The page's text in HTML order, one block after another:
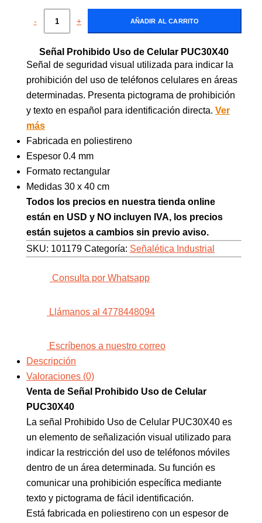
- + AÑADIR AL CARRITO
Señal Prohibido Uso de Celular PUC30X40
Señal de seguridad visual utilizada para indicar la
prohibición del uso de teléfonos celulares en áreas
determinadas. Presenta pictograma de prohibición
y texto en español para identificación directa. Ver
más
Fabricada en poliestireno
Espesor 0.4 mm
Formato rectangular
Medidas 30 x 40 cm
Todos los precios en nuestra tienda online
están en USD y NO incluyen IVA, los precios
están sujetos a cambios sin previo aviso.
SKU: 101179 Categoría: Señalética Industrial
Consulta por Whatsapp
Llámanos al 4778448094
Escríbenos a nuestro correo
Descripción
Valoraciones (0)
Venta de Señal Prohibido Uso de Celular
PUC30X40
La señal Prohibido Uso de Celular PUC30X40 es
un elemento de señalización visual utilizado para
indicar la restricción del uso de teléfonos móviles
dentro de un área determinada. Su función es
comunicar una prohibición específica mediante
texto y pictograma de fácil identificación.
Está fabricada en poliestireno con un espesor de